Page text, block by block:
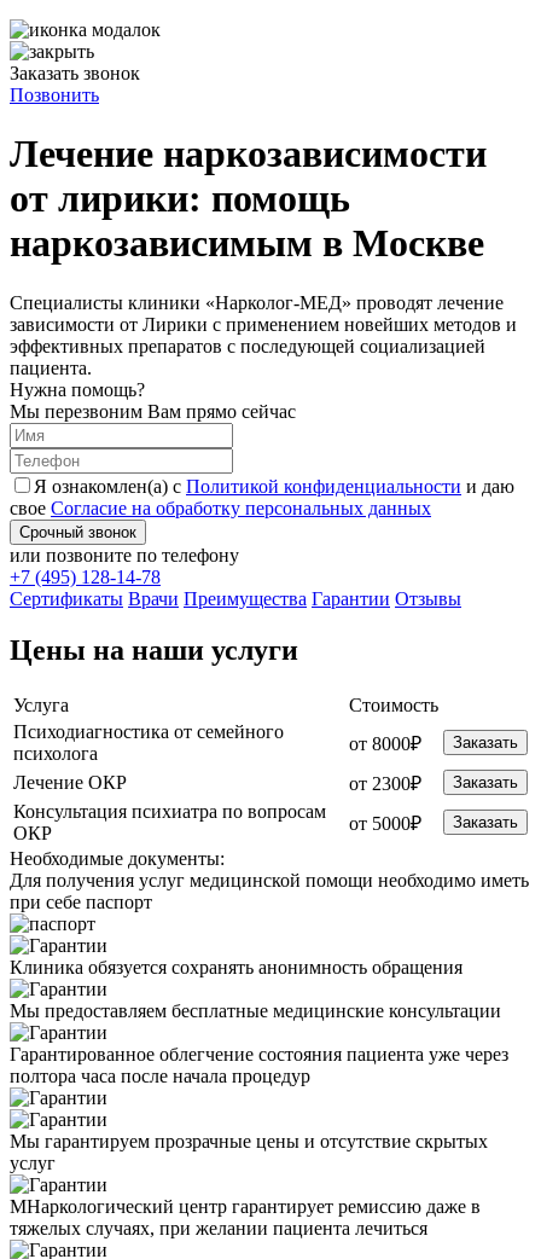
Заказать звонок
Позвонить
Лечение наркозависимости
от лирики: помощь
наркозависимым в Москве
Специалисты клиники «Нарколог-МЕД» проводят лечение
зависимости от Лирики с применением новейших методов и
эффективных препаратов с последующей социализацией
пациента.
Нужна помощь?
Мы перезвоним Вам прямо сейчас
Я ознакомлен(а) с Политикой конфиденциальности и даю
свое Согласие на обработку персональных данных
Срочный звонок
или позвоните по телефону
+7 (495) 128-14-78
Cертификаты Врачи Преимущества Гарантии Отзывы
Цены на наши услуги
Услуга
Стоимость
Психодиагностика от семейного
психолога
от 8000₽ Заказать
Лечение ОКР от 2300₽ Заказать
Консультация психиатра по вопросам
ОКР
от 5000₽ Заказать
Необходимые документы:
Для получения услуг медицинской помощи необходимо иметь
при себе паспорт
Клиника обязуется сохранять анонимность обращения
Мы предоставляем бесплатные медицинские консультации
Гарантированное облегчение состояния пациента уже через
полтора часа после начала процедур
Мы гарантируем прозрачные цены и отсутствие скрытых
услуг
МНаркологический центр гарантирует ремиссию даже в
тяжелых случаях, при желании пациента лечиться